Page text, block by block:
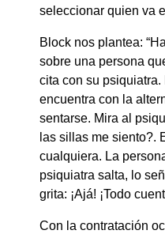
seleccionar quien va
Block nos plantea:
sobre una persona
cita con su
encuentra con la
sentarse. Mira al
las sillas me siento?.
cualquiera. La
psiquiatra salta, lo
grita: ¡Ajá! ¡Todo
Con la contratación